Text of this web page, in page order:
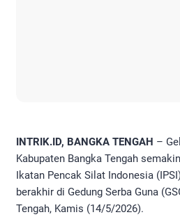
INTRIK.ID, BANGKA TENGAH –
Kabupaten Bangka Tengah
Ikatan Pencak Silat Indonesia
berakhir di Gedung Serba Guna
Tengah, Kamis (14/5/2026).